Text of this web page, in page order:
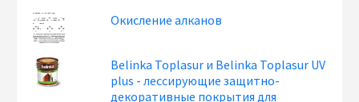
Окисление алканов
Belinka Toplasur и Belinka Toplasur UV
plus - лессирующие защитно-
декоративные покрытия для